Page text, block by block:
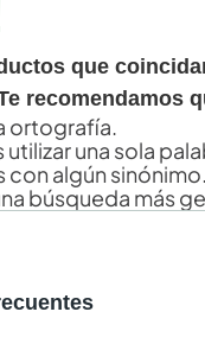
que
recomendamos
ortografía.
una sola
con algún sinónimo.
búsqueda más